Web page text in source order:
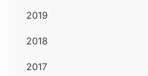
2019
2018
2017